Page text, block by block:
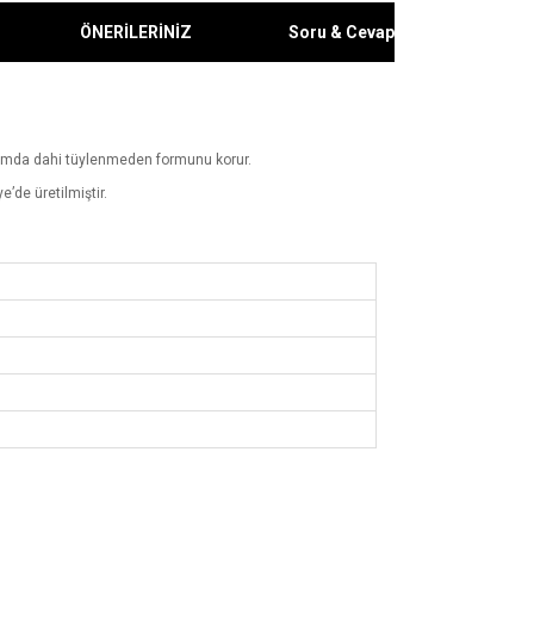
ÖNERİLERİNİZ Soru & Cevap
dahi tüylenmeden formunu korur.
üretilmiştir.